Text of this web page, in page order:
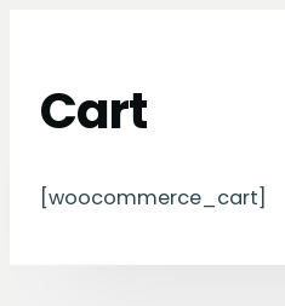
Cart
[woocommerce_cart]